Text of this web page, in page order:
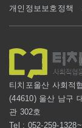
개인정보보호정책
티치포울산 사회적
(44610) 울산 남구
관 302호
Tel : 052-259-